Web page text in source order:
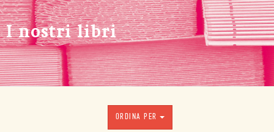
I nostri libri
ORDINA PER